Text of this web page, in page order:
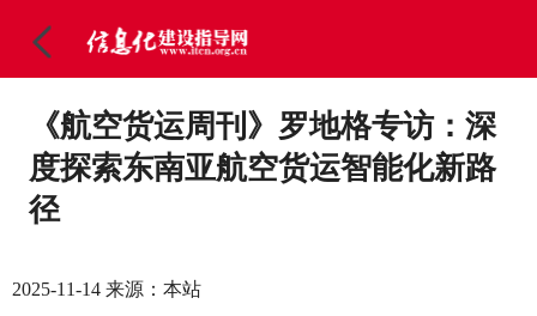
《航空货运周刊》罗地格专访：深
度探索东南亚航空货运智能化新路
径
2025-11-14 来源：本站